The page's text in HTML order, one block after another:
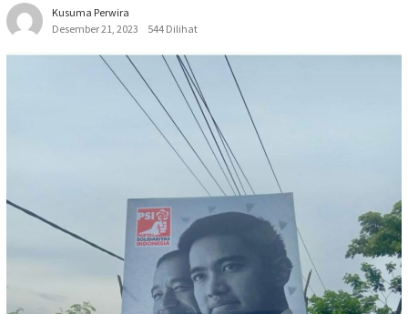
Kusuma Perwira
Desember 21, 2023
544 Dilihat